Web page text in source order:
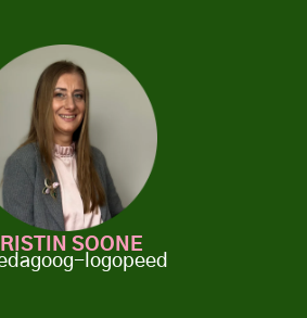
SOONE
logopeed